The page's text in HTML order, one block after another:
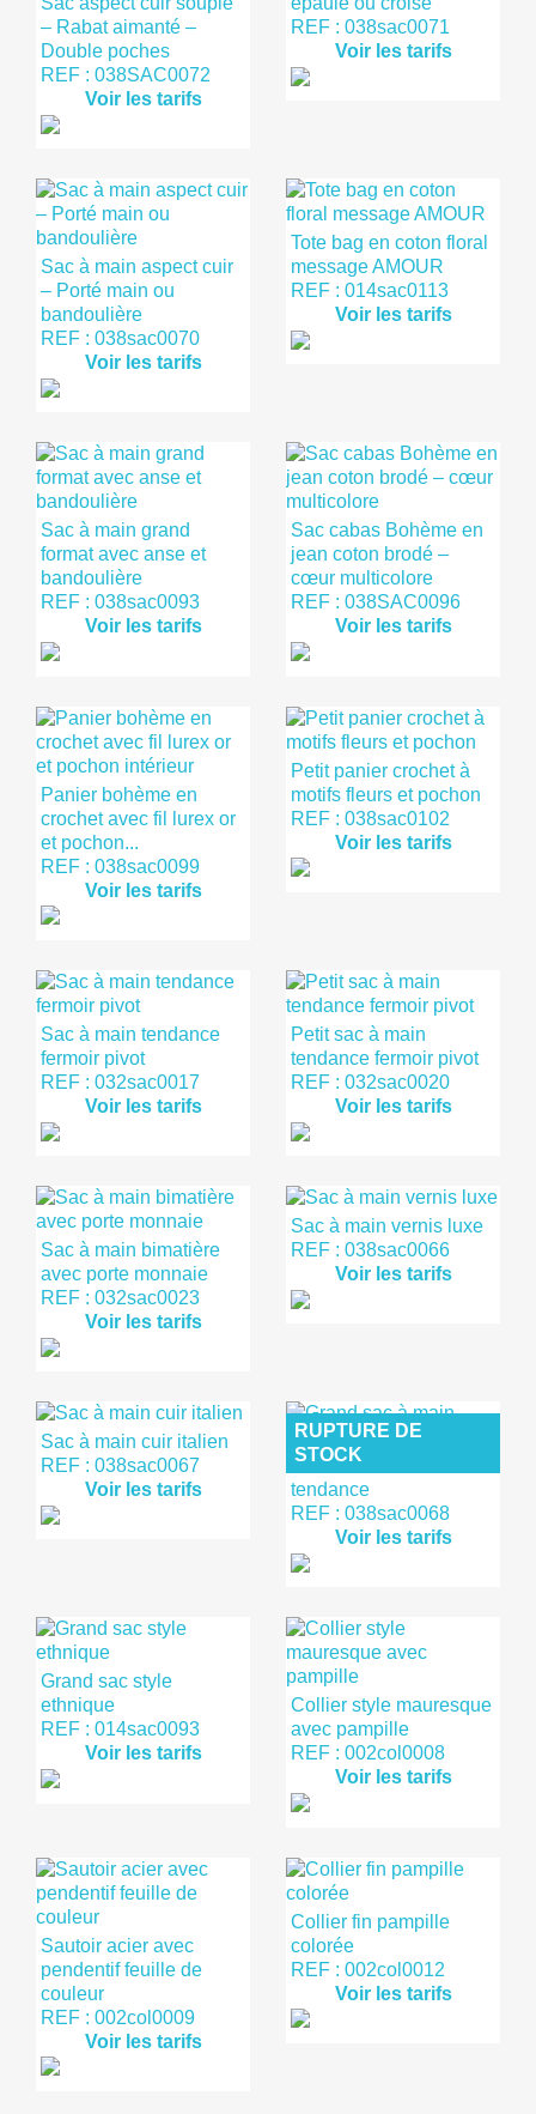
– Rabat aimanté –
Double poches
REF : 038SAC0072
Voir les tarifs
REF : 038sac0071
Voir les tarifs
Sac à main aspect cuir
– Porté main ou
bandoulière
REF : 038sac0070
Voir les tarifs
Tote bag en coton floral
message AMOUR
REF : 014sac0113
Voir les tarifs
Sac à main grand
format avec anse et
bandoulière
REF : 038sac0093
Voir les tarifs
Sac cabas Bohème en
jean coton brodé –
cœur multicolore
REF : 038SAC0096
Voir les tarifs
Panier bohème en
crochet avec fil lurex or
et pochon...
REF : 038sac0099
Voir les tarifs
Petit panier crochet à
motifs fleurs et pochon
REF : 038sac0102
Voir les tarifs
Sac à main tendance
fermoir pivot
REF : 032sac0017
Voir les tarifs
Petit sac à main
tendance fermoir pivot
REF : 032sac0020
Voir les tarifs
Sac à main bimatière
avec porte monnaie
REF : 032sac0023
Voir les tarifs
Sac à main vernis luxe
REF : 038sac0066
Voir les tarifs
Sac à main cuir italien
REF : 038sac0067
Voir les tarifs
Grand sac à main
tendance
REF : 038sac0068
Voir les tarifs
RUPTURE DE
STOCK
Grand sac style
ethnique
REF : 014sac0093
Voir les tarifs
Collier style mauresque
avec pampille
REF : 002col0008
Voir les tarifs
Sautoir acier avec
pendentif feuille de
couleur
REF : 002col0009
Voir les tarifs
Collier fin pampille
colorée
REF : 002col0012
Voir les tarifs